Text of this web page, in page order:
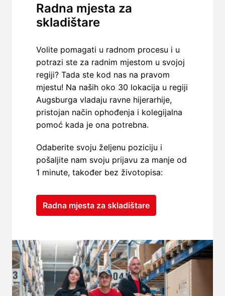
Radna mjesta za
skladištare
Volite pomagati u radnom procesu i u
potrazi ste za radnim mjestom u svojoj
regiji? Tada ste kod nas na pravom
mjestu! Na naših oko 30 lokacija u regiji
Augsburga vladaju ravne hijerarhije,
pristojan način ophođenja i kolegijalna
pomoć kada je ona potrebna.
Odaberite svoju željenu poziciju i
pošaljite nam svoju prijavu za manje od
1 minute, također bez životopisa:
Radna mjesta za skladištare